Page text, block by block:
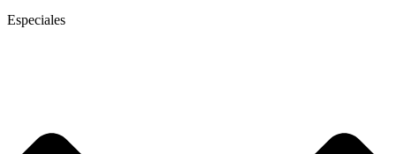
Especiales